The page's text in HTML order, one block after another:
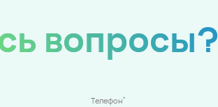
вопросы?
Телефон*